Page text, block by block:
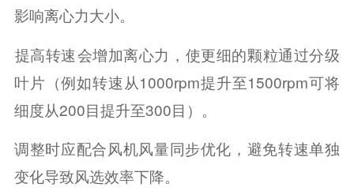
影响离心力大小。
‌提高转速‌会增加离心力，使更细的颗粒通过分级
叶片（例如转速从1000rpm提升至1500rpm可将
细度从200目提升至300目）。‌‌
调整时应配合风机风量同步优化，避免转速单独
变化导致风选效率下降。‌‌‌‌